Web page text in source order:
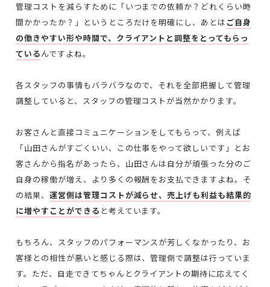
管理コストを減らすために「いつまでの依頼か？どれくらい時
間かかったか？」というところだけを明確にし、あとは ご自身
の働きやすい形や時間で、クライアントと調整をとってもらっ
ているんですよね。
各スタッフの事情もバラバラなので、それを全部把握して管理
調整していると、スタッフの管理コストが当然かかります。
お客さんと直接コミュニケーションをしてもらって、例えば
「山田さんがすごくいい、この仕事をやって欲しいです」とお
客さんから指名があったら、山田さんは自分が頑張った分のご
自身の稼働が増え、より多くの報酬をお支払できますよね。そ
の結果、 運営側は管理コストが減らせ、売上げも利益も結果的
に増やすことができる と考えています。
もちろん、スタッフのパフォーマンスが芳しくなかったり、お
客様との相性が悪いと感じる際は、管理側で調整は行っていま
す。ただ、自走できてちゃんとクライアントの期待に応えてく